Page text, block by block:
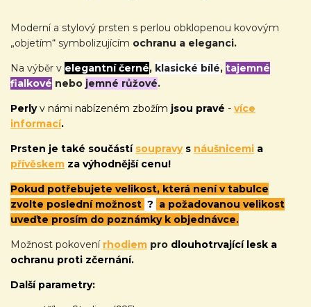
Moderní a stylový prsten s perlou obklopenou kovovým
„objetím“ symbolizujícím ochranu a eleganci.
Na výběr v elegantní černé, klasické bílé, tajemné
fialkové nebo jemné růžové.
Perlyv námi nabízeném zbožím jsou pravé - více
informací.
Prsten je také součástí soupravys náušnicemi a
přívěskem za výhodnější cenu!
Pokud potřebujete velikost, která není v tabulce
zvolte poslední možnost ? a požadovanou velikost
uveďte prosím do poznámky k objednávce.
Možnost pokovení rhodiem pro dlouhotrvající lesk a
ochranu proti zčernání.
Další parametry: